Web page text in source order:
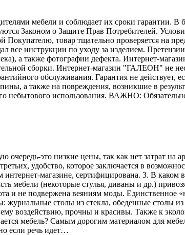
мебели и соблюдает их сроки гарантии. В
Законом о Защите Прав Потребителей.
Покупателю, товар тщательно проверяется на
все инструкции по уходу за изделием.
а также фотографии дефекта. Интернет-
сборки. Интернет-магазин "ГАЛЕОН" не
обслуживания. Гарантия не действует,
а также на повреждения, возникшие в
небытового использования. ВАЖНО:
очередь-это низкие цены, так как нет затрат
удобство, которое заключается в
магазине, сертифицирована. 3. В каком
мебели (некоторые стулья, диваны и др.)
и не подвержена веяниям моды. Единственное
столы из стекла, обеденные столы
воздействию, прочны и красивы. Также к
мебель? Самым дорогим материалом для
если речь идет…